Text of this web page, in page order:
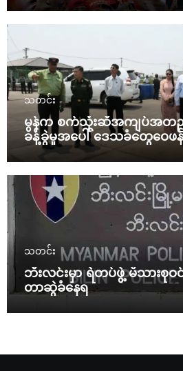
သတင်း
မွန်က စက်သုံးဆီအကျပ်အတည်
ခန့်ခွဲမှုအပေါ် ဒေသခံတွေဝေဖန်
သတင်း
ဘီးလင်းမှာ ရဲတပ်ဖွဲ့ မိသားစုဝ
တာဆွဲခံနေရ